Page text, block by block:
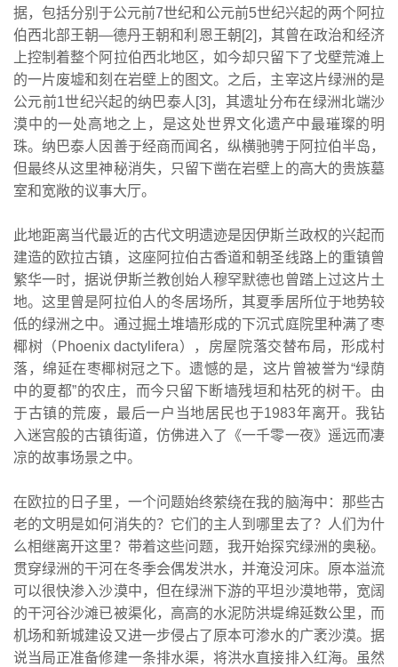
据，包括分别于公元前7世纪和公元前5世纪兴起的两个阿拉
伯西北部王朝—德丹王朝和利恩王朝[2]，其曾在政治和经济
上控制着整个阿拉伯西北地区，如今却只留下了戈壁荒滩上
的一片废墟和刻在岩壁上的图文。之后，主宰这片绿洲的是
公元前1世纪兴起的纳巴泰人[3]，其遗址分布在绿洲北端沙
漠中的一处高地之上，是这处世界文化遗产中最璀璨的明
珠。纳巴泰人因善于经商而闻名，纵横驰骋于阿拉伯半岛，
但最终从这里神秘消失，只留下凿在岩壁上的高大的贵族墓
室和宽敞的议事大厅。
此地距离当代最近的古代文明遗迹是因伊斯兰政权的兴起而
建造的欧拉古镇，这座阿拉伯古香道和朝圣线路上的重镇曾
繁华一时，据说伊斯兰教创始人穆罕默德也曾踏上过这片土
地。这里曾是阿拉伯人的冬居场所，其夏季居所位于地势较
低的绿洲之中。通过掘土堆墙形成的下沉式庭院里种满了枣
椰树（Phoenix dactylifera），房屋院落交替布局，形成村
落，绵延在枣椰树冠之下。遗憾的是，这片曾被誉为“绿荫
中的夏都”的农庄，而今只留下断墙残垣和枯死的树干。由
于古镇的荒废，最后一户当地居民也于1983年离开。我钻
入迷宫般的古镇街道，仿佛进入了《一千零一夜》遥远而凄
凉的故事场景之中。
在欧拉的日子里，一个问题始终萦绕在我的脑海中：那些古
老的文明是如何消失的？它们的主人到哪里去了？人们为什
么相继离开这里？带着这些问题，我开始探究绿洲的奥秘。
贯穿绿洲的干河在冬季会偶发洪水，并淹没河床。原本溢流
可以很快渗入沙漠中，但在绿洲下游的平坦沙漠地带，宽阔
的干河谷沙滩已被渠化，高高的水泥防洪堤绵延数公里，而
机场和新城建设又进一步侵占了原本可渗水的广袤沙漠。据
说当局正准备修建一条排水渠，将洪水直接排入红海。虽然